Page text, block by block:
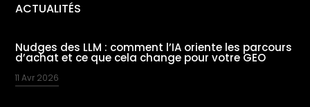
ACTUALITÉS
Nudges des LLM : comment l’IA oriente les parcours
d’achat et ce que cela change pour votre GEO
11 Avr 2026